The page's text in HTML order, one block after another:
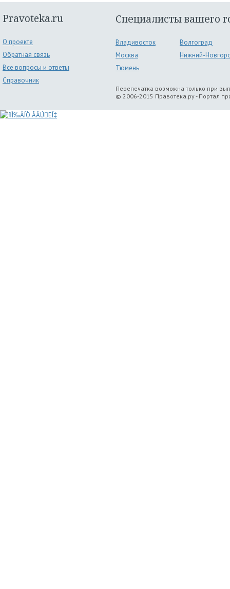
Pravoteka.ru
О проекте
Обратная связь
Все вопросы и ответы
Справочник
Специалисты вашего
Владивосток
Волгоград
Москва
Нижний-
Тюмень
Перепечатка возможна только при
© 2006-2015 Правотека.ру - Портал